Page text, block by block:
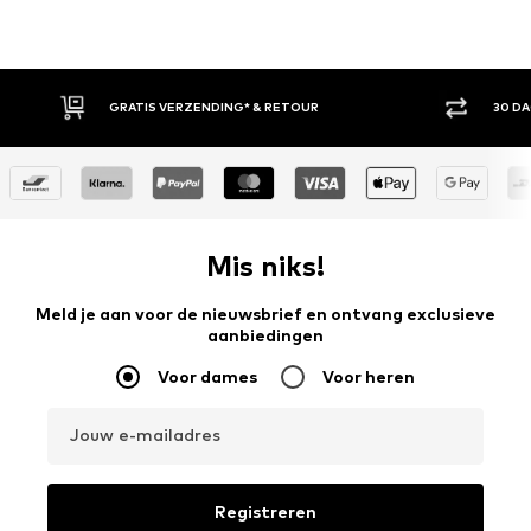
GRATIS VERZENDING* & RETOUR 30
Mis niks!
Meld je aan voor de nieuwsbrief en ontvang exclusieve
aanbiedingen
Voor dames Voor heren
Jouw e-mailadres
Registreren